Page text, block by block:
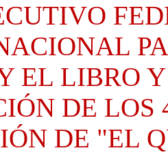
EL LIBRO
DE LOS
DE "EL